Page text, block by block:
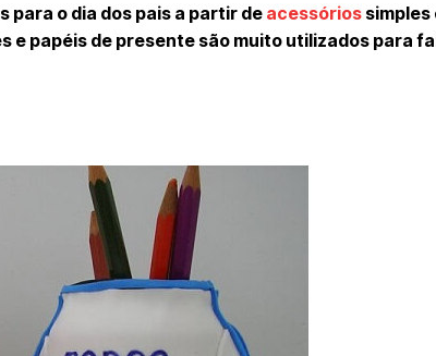
para o dia dos pais a partir deacessórios simples
papéis de presente são muito utilizados para